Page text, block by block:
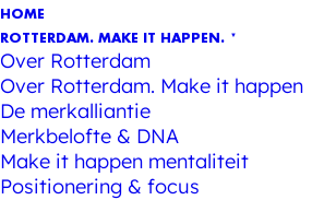
HOME
ROTTERDAM. MAKE IT HAPPEN.
Over Rotterdam
Over Rotterdam. Make it happen
De merkalliantie
Merkbelofte & DNA
Make it happen mentaliteit
Positionering & focus